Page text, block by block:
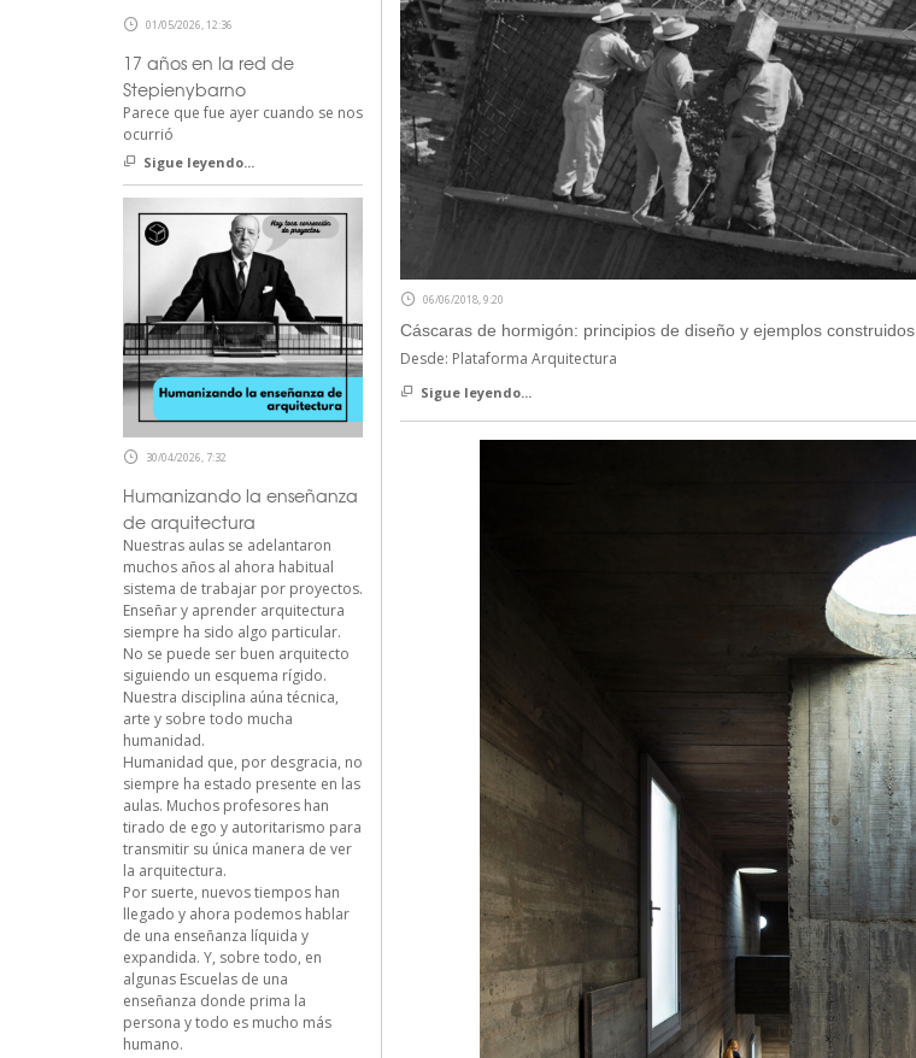
06/06/2018, 9:20
Cáscaras de hormigón: principios de diseño y ejemplos construidos
Desde: Plataforma Arquitectura
Sigue leyendo...
01/05/2026, 12:36
17 años en la red de
Stepienybarno
Parece que fue ayer cuando se nos
ocurrió
Sigue leyendo...
30/04/2026, 7:32
Humanizando la enseñanza
de arquitectura
Nuestras aulas se adelantaron
muchos años al ahora habitual
sistema de trabajar por proyectos.
Enseñar y aprender arquitectura
siempre ha sido algo particular.
No se puede ser buen arquitecto
siguiendo un esquema rígido.
Nuestra disciplina aúna técnica,
arte y sobre todo mucha
humanidad.
Humanidad que, por desgracia, no
siempre ha estado presente en las
aulas. Muchos profesores han
tirado de ego y autoritarismo para
transmitir su única manera de ver
la arquitectura.
Por suerte, nuevos tiempos han
llegado y ahora podemos hablar
de una enseñanza líquida y
expandida. Y, sobre todo, en
algunas Escuelas de una
enseñanza donde prima la
persona y todo es mucho más
humano.